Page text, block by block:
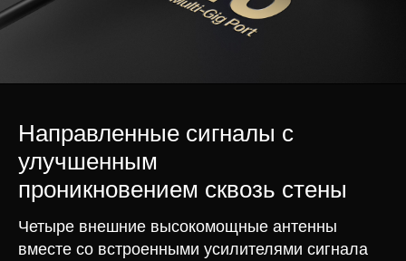
Направленные сигналы с
улучшенным
проникновением сквозь стены
Четыре внешние высокомощные антенны
вместе со встроенными усилителями сигнала